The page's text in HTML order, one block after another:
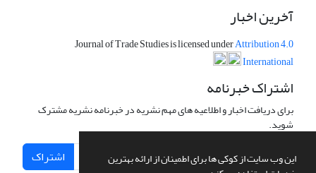
این وب سایت از کوکی ها برای اطمینان از ارائه بهترین
آخرین اخبار
Journal of Trade Studies is licensed underAttribution 4.0
International
اشتراک خبرنامه
برای دریافت اخبار و اطلاعیه های مهم نشریه در خبرنامه نشریه مشترک
شوید.
اشتراک